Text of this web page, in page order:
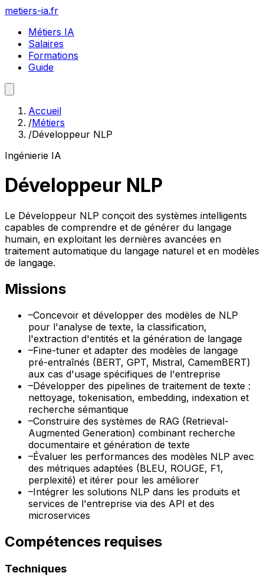
metiers-ia.fr
Métiers IA
Salaires
Formations
Guide
Accueil
/Métiers
/Développeur NLP
Ingénierie IA
Développeur NLP
Le Développeur NLP conçoit des systèmes intelligents
capables de comprendre et de générer du langage
humain, en exploitant les dernières avancées en
traitement automatique du langage naturel et en modèles
de langage.
Missions
–Concevoir et développer des modèles de NLP
pour l'analyse de texte, la classification,
l'extraction d'entités et la génération de langage
–Fine-tuner et adapter des modèles de langage
pré-entraînés (BERT, GPT, Mistral, CamemBERT)
aux cas d'usage spécifiques de l'entreprise
–Développer des pipelines de traitement de texte :
nettoyage, tokenisation, embedding, indexation et
recherche sémantique
–Construire des systèmes de RAG (Retrieval-
Augmented Generation) combinant recherche
documentaire et génération de texte
–Évaluer les performances des modèles NLP avec
des métriques adaptées (BLEU, ROUGE, F1,
perplexité) et itérer pour les améliorer
–Intégrer les solutions NLP dans les produits et
services de l'entreprise via des API et des
microservices
Compétences requises
Techniques